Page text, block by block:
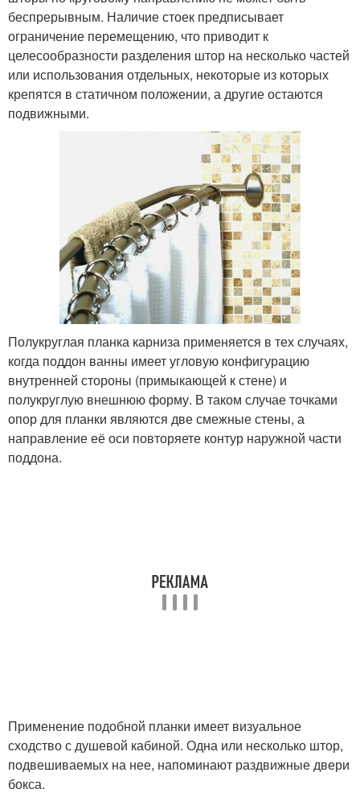
беспрерывным. Наличие стоек предписывает
ограничение перемещению, что приводит к
целесообразности разделения штор на несколько частей
или использования отдельных, некоторые из которых
крепятся в статичном положении, а другие остаются
подвижными.
Полукруглая планка карниза применяется в тех случаях,
когда поддон ванны имеет угловую конфигурацию
внутренней стороны (примыкающей к стене) и
полукруглую внешнюю форму. В таком случае точками
опор для планки являются две смежные стены, а
направление её оси повторяете контур наружной части
поддона.
Применение подобной планки имеет визуальное
сходство с душевой кабиной. Одна или несколько штор,
подвешиваемых на нее, напоминают раздвижные двери
бокса.